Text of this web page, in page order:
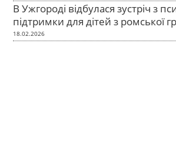
В Ужгороді відбулася зустріч з
підтримки для дітей з ромської
18.02.2026